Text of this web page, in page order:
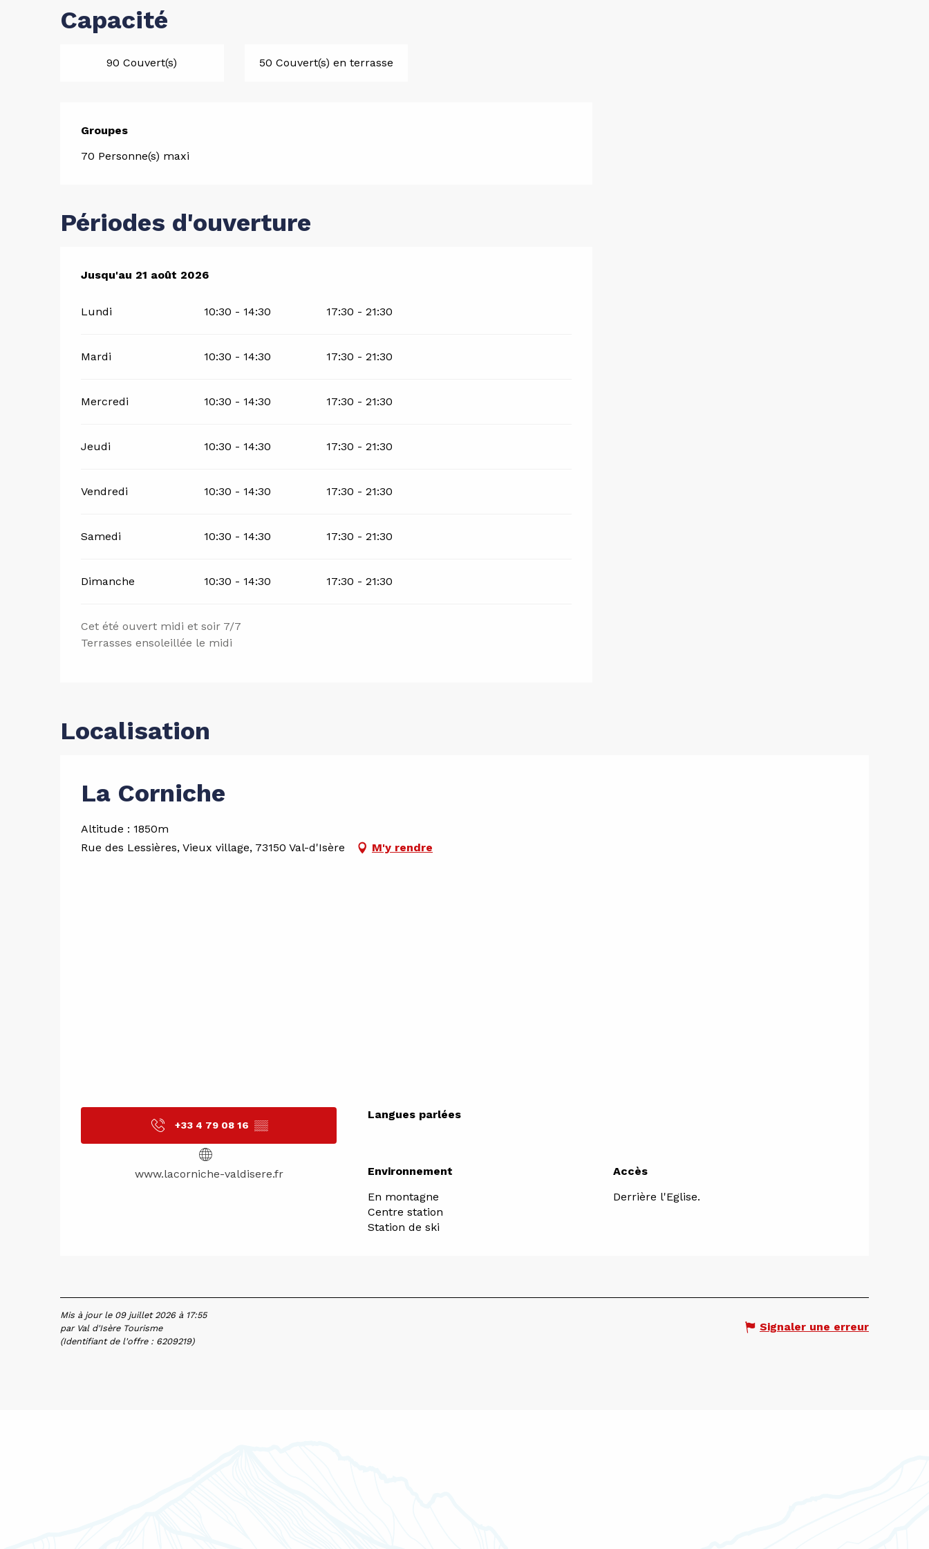
Capacité
90 Couvert(s) 50 Couvert(s) en terrasse
Groupes
Groupes
70 Personne(s) maxi
Périodes d'ouverture
Du10 juillet 2026au21 août 2026
Jusqu'au 21 août 2026
Lundi 10:30 - 14:30 17:30 - 21:30
Mardi 10:30 - 14:30 17:30 - 21:30
Mercredi 10:30 - 14:30 17:30 - 21:30
Jeudi 10:30 - 14:30 17:30 - 21:30
Vendredi 10:30 - 14:30 17:30 - 21:30
Samedi 10:30 - 14:30 17:30 - 21:30
Dimanche 10:30 - 14:30 17:30 - 21:30
Cet été ouvert midi et soir 7/7
Terrasses ensoleillée le midi
Localisation
La Corniche
Altitude : 1850m
Rue des Lessières, Vieux village, 73150 Val-d'Isère
M'y rendre
+33 4 79 08 16 ▒▒
www.lacorniche-valdisere.fr
Langues parlées
Langues parlées
Environnement
Environnement
En montagne
Centre station
Station de ski
Accès
Accès
Derrière l'Eglise.
Mis à jour le 09 juillet 2026 à 17:55
par Val d'Isère Tourisme
(Identifiant de l'offre : 6209219)
Signaler une erreur